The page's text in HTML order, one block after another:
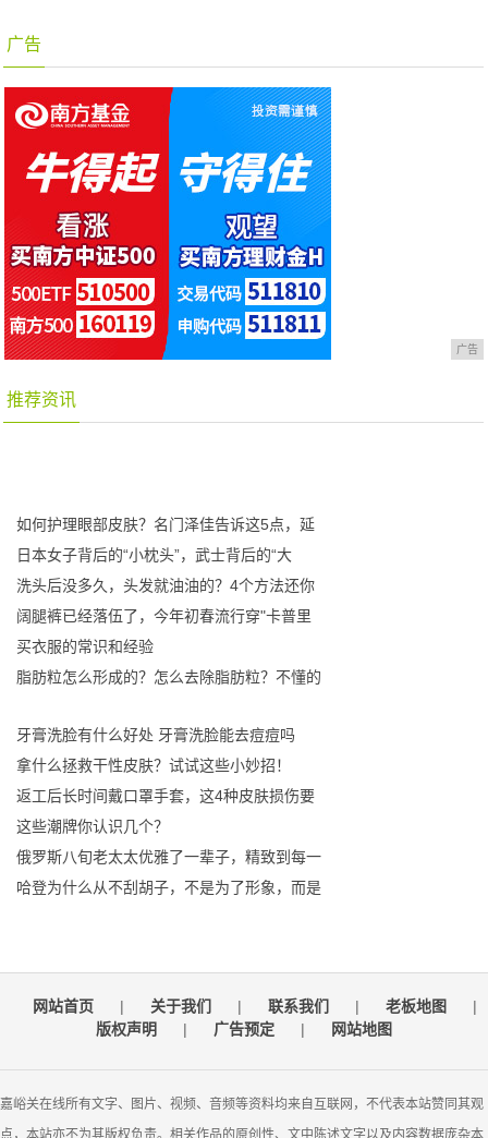
广告
广告
推荐资讯
如何护理眼部皮肤？名门泽佳告诉这5点，延
日本女子背后的“小枕头”，武士背后的“大
洗头后没多久，头发就油油的？4个方法还你
阔腿裤已经落伍了，今年初春流行穿"卡普里
买衣服的常识和经验
脂肪粒怎么形成的？怎么去除脂肪粒？不懂的
牙膏洗脸有什么好处 牙膏洗脸能去痘痘吗
拿什么拯救干性皮肤？试试这些小妙招！
返工后长时间戴口罩手套，这4种皮肤损伤要
这些潮牌你认识几个？
俄罗斯八旬老太太优雅了一辈子，精致到每一
哈登为什么从不刮胡子，不是为了形象，而是
网站首页 | 关于我们 | 联系我们 | 老板地图
|
版权声明
| 广告预定 | 网站地图
嘉峪关在线所有文字、图片、视频、音频等资料均来自互联网，不代表本站赞同其观
点，本站亦不为其版权负责。相关作品的原创性、文中陈述文字以及内容数据庞杂本